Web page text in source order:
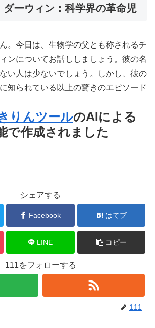
ダーウィン：科学界の革命児
。今日は、生物学の父とも称されるチ
ンについてお話ししましょう。彼の名
い人は少ないでしょう。しかし、彼の
知られている以上の驚きのエピソード
りんツールのAIによる
で作成されました
シェアする
Facebook はてブ
LINE コピー
111をフォローする
111